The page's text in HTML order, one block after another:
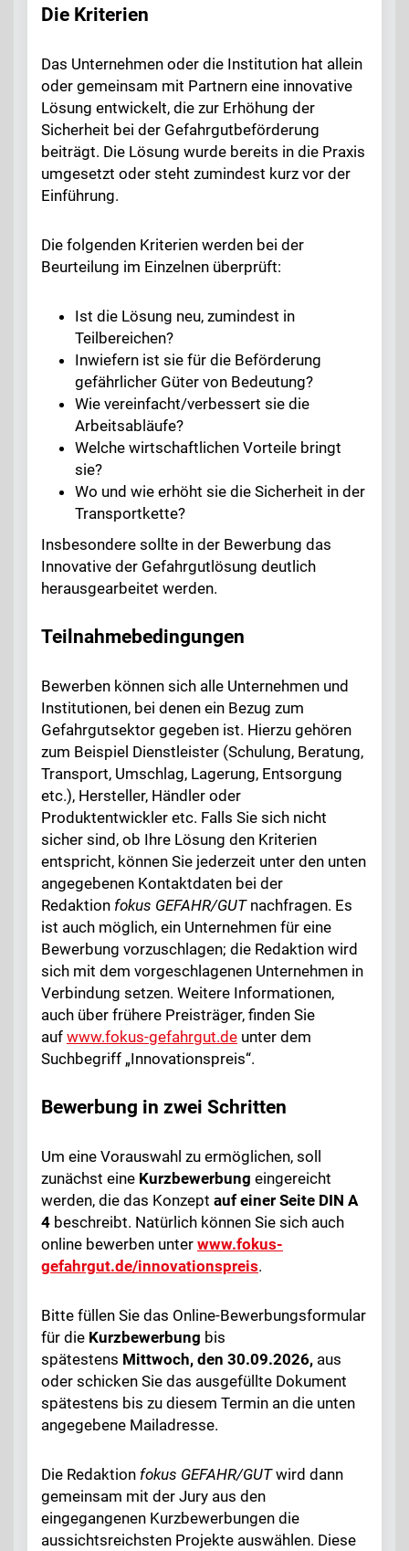
Die Kriterien
Das Unternehmen oder die Institution hat allein
oder gemeinsam mit Partnern eine innovative
Lösung entwickelt, die zur Erhöhung der
Sicherheit bei der Gefahrgutbeförderung
beiträgt. Die Lösung wurde bereits in die Praxis
umgesetzt oder steht zumindest kurz vor der
Einführung.
Die folgenden Kriterien werden bei der
Beurteilung im Einzelnen überprüft:
Ist die Lösung neu, zumindest in
Teilbereichen?
Inwiefern ist sie für die Beförderung
gefährlicher Güter von Bedeutung?
Wie vereinfacht/verbessert sie die
Arbeitsabläufe?
Welche wirtschaftlichen Vorteile bringt
sie?
Wo und wie erhöht sie die Sicherheit in der
Transportkette?
Insbesondere sollte in der Bewerbung das
Innovative der Gefahrgutlösung deutlich
herausgearbeitet werden.
Teilnahmebedingungen
Bewerben können sich alle Unternehmen und
Institutionen, bei denen ein Bezug zum
Gefahrgutsektor gegeben ist. Hierzu gehören
zum Beispiel Dienstleister (Schulung, Beratung,
Transport, Umschlag, Lagerung, Entsorgung
etc.), Hersteller, Händler oder
Produktentwickler etc. Falls Sie sich nicht
sicher sind, ob Ihre Lösung den Kriterien
entspricht, können Sie jederzeit unter den unten
angegebenen Kontaktdaten bei der
Redaktion fokus GEFAHR/GUTnachfragen. Es
ist auch möglich, ein Unternehmen für eine
Bewerbung vorzuschlagen; die Redaktion wird
sich mit dem vorgeschlagenen Unternehmen in
Verbindung setzen. Weitere Informationen,
auch über frühere Preisträger, finden Sie
auf www.fokus-gefahrgut.de unter dem
Suchbegriff „Innovationspreis“.
Bewerbung in zwei Schritten
Um eine Vorauswahl zu ermöglichen, soll
zunächst eine Kurzbewerbung eingereicht
werden, die das Konzept auf einer Seite DIN A
4 beschreibt. Natürlich können Sie sich auch
online bewerben unter www.fokus-
gefahrgut.de/innovationspreis.
Bitte füllen Sie das Online-Bewerbungsformular
für die Kurzbewerbung bis
spätestens Mittwoch, den 30.09.2026, aus
oder schicken Sie das ausgefüllte Dokument
spätestens bis zu diesem Termin an die unten
angegebene Mailadresse.
Die Redaktion fokus GEFAHR/GUTwird dann
gemeinsam mit der Jury aus den
eingegangenen Kurzbewerbungen die
aussichtsreichsten Projekte auswählen. Diese